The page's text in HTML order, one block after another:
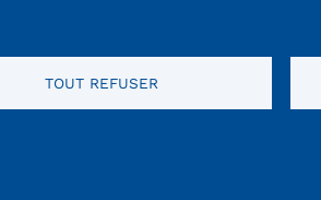
TOUT REFUSER